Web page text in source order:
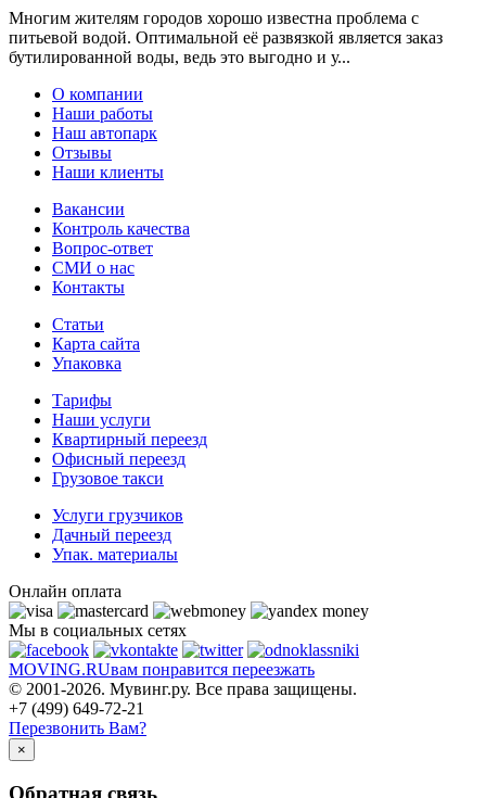
Многим жителям городов хорошо известна проблема с
питьевой водой. Оптимальной её развязкой является заказ
бутилированной воды, ведь это выгодно и у...
О компании
Наши работы
Наш автопарк
Отзывы
Наши клиенты
Вакансии
Контроль качества
Вопрос-ответ
СМИ о нас
Контакты
Статьи
Карта сайта
Упаковка
Тарифы
Наши услуги
Квартирный переезд
Офисный переезд
Грузовое такси
Услуги грузчиков
Дачный переезд
Упак. материалы
Онлайн оплата
Мы в социальных сетях
MOVING.RUвам понравится переезжать
© 2001-2026. Мувинг.ру. Все права защищены.
+7 (499) 649-72-21
Перезвонить Вам?
×
Обратная связь